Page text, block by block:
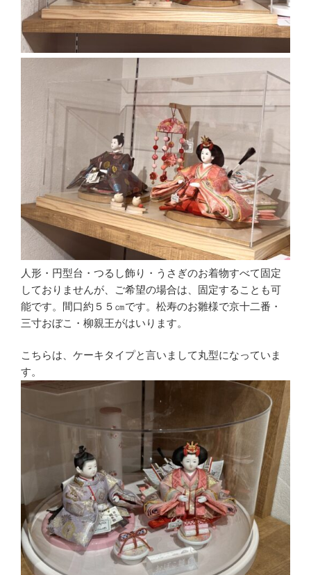
人形・円型台・つるし飾り・うさぎのお着物すべて固定
しておりませんが、ご希望の場合は、固定することも可
能です。間口約５５㎝です。松寿のお雛様で京十二番・
三寸おぼこ・柳親王がはいります。
こちらは、ケーキタイプと言いまして丸型になっていま
す。